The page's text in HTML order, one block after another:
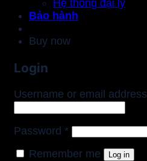
Hệ thống đại lý
Bảo hành
Buy now
Login
Username or email address
Password *Required
Remember me
Log in